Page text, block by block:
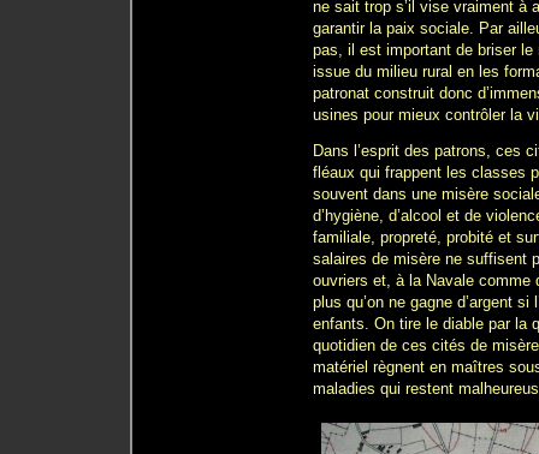
ne sait trop s’il vise vraiment à
garantir la paix sociale. Par
pas, il est important de briser
issue du milieu rural en les
patronat construit donc
usines pour mieux contrôler la
Dans l’esprit des patrons, ces
fléaux qui frappent les classes
souvent dans une misère
d’hygiène, d’alcool et de
familiale, propreté, probité et
salaires de misère ne suffisent
ouvriers et, à la Navale comme
plus qu’on ne gagne d’argent
enfants. On tire le diable par la
quotidien de ces cités de
matériel règnent en maîtres
maladies qui restent